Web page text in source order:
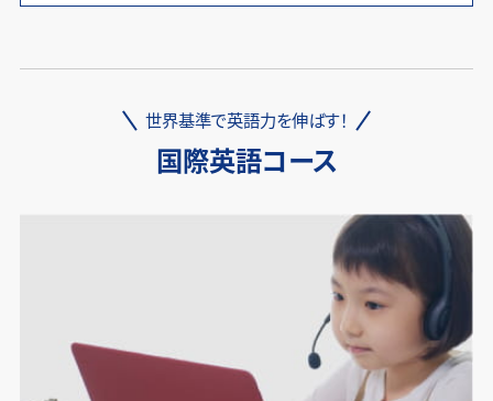
世界基準で英語力を伸ばす！
国際英語コース